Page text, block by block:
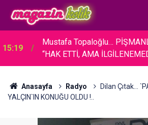
15:19
Mustafa Topaloğlu…
“HAK ETTİ, AMA
Anasayfa Radyo
Dilan Çıtak...
YALÇIN`IN KONUĞU OLDU !..